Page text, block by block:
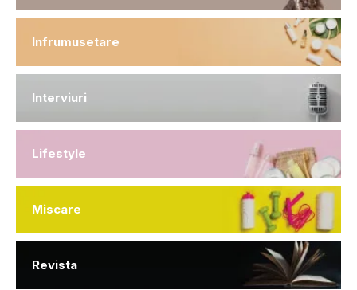
Infrumusetare
Interviuri
Lifestyle
Miscare
Revista